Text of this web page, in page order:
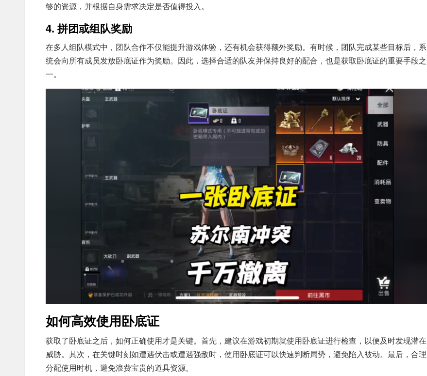
够的资源，并根据自身需求决定是否值得投入。
4. 拼团或组队奖励
在多人组队模式中，团队合作不仅能提升游戏体验，还有机会获得额外奖励。有时候，团队完成某些目标后，系
统会向所有成员发放卧底证作为奖励。因此，选择合适的队友并保持良好的配合，也是获取卧底证的重要手段之
一。
如何高效使用卧底证
获取了卧底证之后，如何正确使用才是关键。首先，建议在游戏初期就使用卧底证进行检查，以便及时发现潜在
威胁。其次，在关键时刻如遭遇伏击或遭遇强敌时，使用卧底证可以快速判断局势，避免陷入被动。最后，合理
分配使用时机，避免浪费宝贵的道具资源。